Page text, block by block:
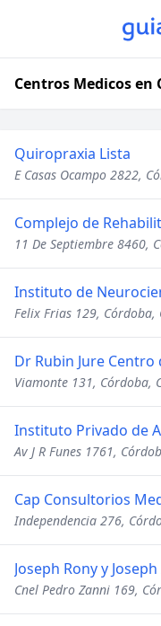
Centros Medicos en
Quiropraxia Lista
E Casas Ocampo 2822,
11 De Septiembre 8460,
Felix Frias 129, Córdoba,
Viamonte 131, Córdoba,
Instituto Privado de
Av J R Funes 1761,
Cap Consultorios
Independencia 276,
Joseph Rony y
Cnel Pedro Zanni 169,